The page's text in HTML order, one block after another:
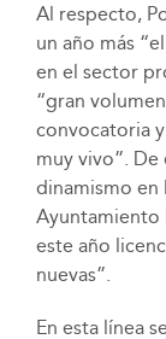
Al respecto,
un año más
en el sector
“gran
convocatoria
muy vivo”.
dinamismo en
Ayuntamiento
este año
nuevas”.
En esta línea